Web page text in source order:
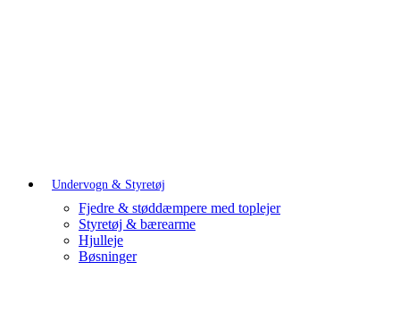
Undervogn & Styretøj
Fjedre & støddæmpere med toplejer
Styretøj & bærearme
Hjulleje
Bøsninger